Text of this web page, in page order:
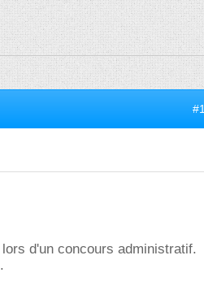
#1
d'un concours administratif.